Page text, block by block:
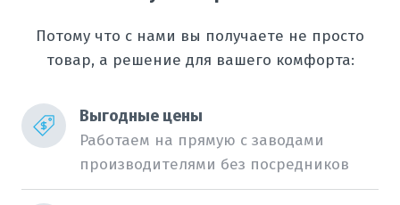
Потому что с нами вы получаете не просто
товар, а решение для вашего комфорта:
Выгодные цены
Работаем на прямую с заводами
производителями без посредников